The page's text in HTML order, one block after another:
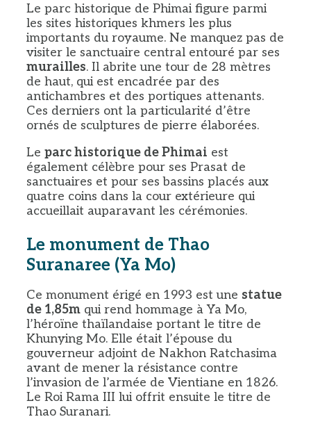
Le parc historique de Phimai figure parmi
les sites historiques khmers les plus
importants du royaume. Ne manquez pas de
visiter le sanctuaire central entouré par ses
murailles. Il abrite une tour de 28 mètres
de haut, qui est encadrée par des
antichambres et des portiques attenants.
Ces derniers ont la particularité d’être
ornés de sculptures de pierre élaborées.
Le parc historique de Phimai est
également célèbre pour ses Prasat de
sanctuaires et pour ses bassins placés aux
quatre coins dans la cour extérieure qui
accueillait auparavant les cérémonies.
Le monument de Thao
Suranaree (Ya Mo)
Ce monument érigé en 1993 est une statue
de 1,85m qui rend hommage à Ya Mo,
l’héroïne thaïlandaise portant le titre de
Khunying Mo. Elle était l’épouse du
gouverneur adjoint de Nakhon Ratchasima
avant de mener la résistance contre
l’invasion de l’armée de Vientiane en 1826.
Le Roi Rama III lui offrit ensuite le titre de
Thao Suranari.